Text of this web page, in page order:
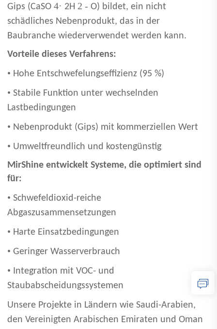
Gips (CaSO 4· 2H 2 - O) bildet, ein nicht
schädliches Nebenprodukt, das in der
Baubranche wiederverwendet werden kann.
Vorteile dieses Verfahrens:
• Hohe Entschwefelungseffizienz (95 %)
• Stabile Funktion unter wechselnden
Lastbedingungen
• Nebenprodukt (Gips) mit kommerziellen Wert
• Umweltfreundlich und kostengünstig
MirShine entwickelt Systeme, die optimiert sind
für:
• Schwefeldioxid-reiche
Abgaszusammensetzungen
• Harte Einsatzbedingungen
• Geringer Wasserverbrauch
• Integration mit VOC- und
Staubabscheidungssystemen
Unsere Projekte in Ländern wie Saudi-Arabien,
den Vereinigten Arabischen Emiraten und Oman